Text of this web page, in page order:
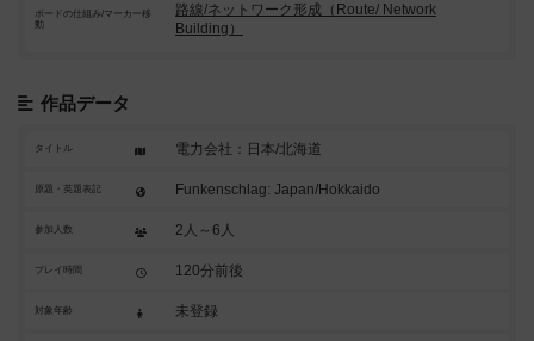
ボードの仕組み/マーカー移
動
路線/ネットワーク形成（Route/ Network
Building）
作品データ
タイトル 電力会社：日本/北海道
原題・英題表記 Funkenschlag: Japan/Hokkaido
参加人数 2人～6人
プレイ時間 120分前後
対象年齢 未登録